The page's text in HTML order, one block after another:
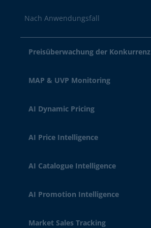
Nach Anwendungsfall
Preisüberwachung der Konkurrenz
MAP & UVP Monitoring
AI Dynamic Pricing
AI Price Intelligence
AI Catalogue Intelligence
AI Promotion Intelligence
Market Sales Tracking